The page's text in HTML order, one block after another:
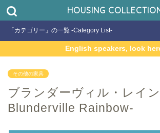
HOUSING
「カテゴリー」の一覧 -Category List-
English speakers, look
その他の家具
ブランダーヴィル・レイ
Blunderville Rainbow-